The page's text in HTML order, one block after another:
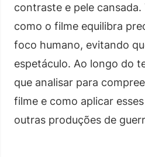
contraste e pele cansada.
como o filme equilibra
foco humano, evitando
espetáculo. Ao longo do
que analisar para
filme e como aplicar
outras produções de